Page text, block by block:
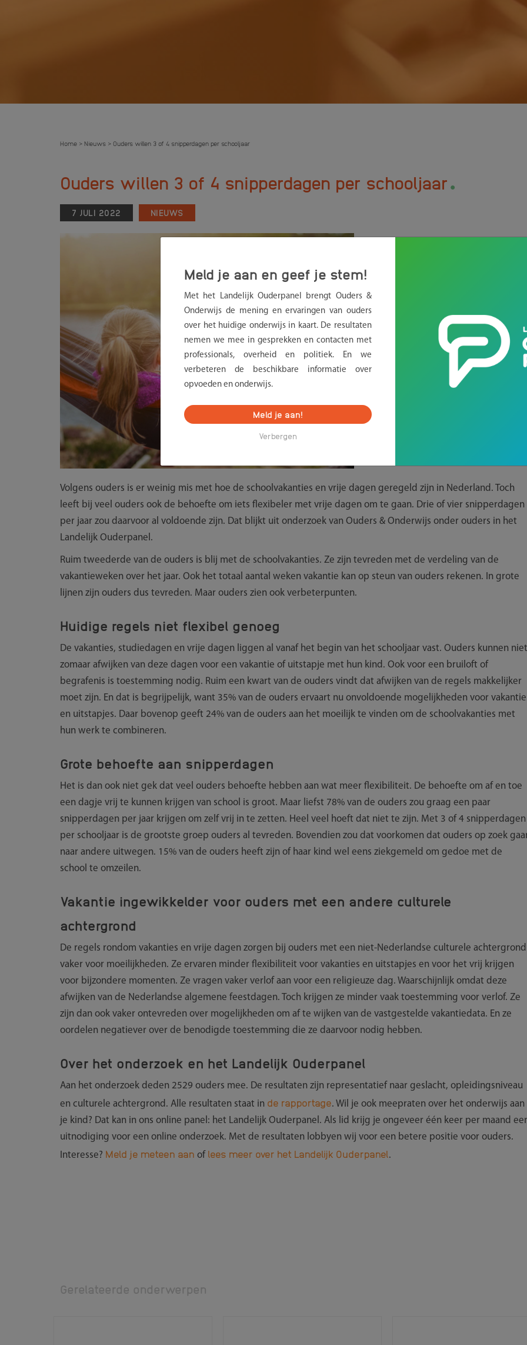
Home > Nieuws > Ouders willen 3 of 4 snipperdagen per schooljaar
Ouders willen 3 of 4 snipperdagen per schooljaar.
7 JULI 2022 NIEUWS
Volgens ouders is er weinig mis met hoe de schoolvakanties en vrije dagen geregeld zijn in Nederland. Toch
leeft bij veel ouders ook de behoefte om iets flexibeler met vrije dagen om te gaan. Drie of vier snipperdagen
per jaar zou daarvoor al voldoende zijn. Dat blijkt uit onderzoek van Ouders & Onderwijs onder ouders in het
Landelijk Ouderpanel.
Ruim tweederde van de ouders is blij met de schoolvakanties. Ze zijn tevreden met de verdeling van de
vakantieweken over het jaar. Ook het totaal aantal weken vakantie kan op steun van ouders rekenen. In grote
lijnen zijn ouders dus tevreden. Maar ouders zien ook verbeterpunten.
Huidige regels niet flexibel genoeg
De vakanties, studiedagen en vrije dagen liggen al vanaf het begin van het schooljaar vast. Ouders kunnen niet
zomaar afwijken van deze dagen voor een vakantie of uitstapje met hun kind. Ook voor een bruiloft of
begrafenis is toestemming nodig. Ruim een kwart van de ouders vindt dat afwijken van de regels makkelijker
moet zijn. En dat is begrijpelijk, want 35% van de ouders ervaart nu onvoldoende mogelijkheden voor
en uitstapjes. Daar bovenop geeft 24% van de ouders aan het moeilijk te vinden om de schoolvakanties met
hun werk te combineren.
Grote behoefte aan snipperdagen
Het is dan ook niet gek dat veel ouders behoefte hebben aan wat meer flexibiliteit. De behoefte om af en toe
een dagje vrij te kunnen krijgen van school is groot. Maar liefst 78% van de ouders zou graag een paar
snipperdagen per jaar krijgen om zelf vrij in te zetten. Heel veel hoeft dat niet te zijn. Met 3 of 4 snipperdagen
per schooljaar is de grootste groep ouders al tevreden. Bovendien zou dat voorkomen dat ouders op zoek
naar andere uitwegen. 15% van de ouders heeft zijn of haar kind wel eens ziekgemeld om gedoe met de
school te omzeilen.
Vakantie ingewikkelder voor ouders met een andere culturele
achtergrond
De regels rondom vakanties en vrije dagen zorgen bij ouders met een niet-Nederlandse culturele achtergrond
vaker voor moeilijkheden. Ze ervaren minder flexibiliteit voor vakanties en uitstapjes en voor het vrij krijgen
voor bijzondere momenten. Ze vragen vaker verlof aan voor een religieuze dag. Waarschijnlijk omdat deze
afwijken van de Nederlandse algemene feestdagen. Toch krijgen ze minder vaak toestemming voor verlof. Ze
zijn dan ook vaker ontevreden over mogelijkheden om af te wijken van de vastgestelde vakantiedata. En ze
oordelen negatiever over de benodigde toestemming die ze daarvoor nodig hebben.
Over het onderzoek en het Landelijk Ouderpanel
Aan het onderzoek deden 2529 ouders mee. De resultaten zijn representatief naar geslacht, opleidingsniveau
en culturele achtergrond. Alle resultaten staat in de rapportage. Wil je ook meepraten over het onderwijs aan
je kind? Dat kan in ons online panel: het Landelijk Ouderpanel. Als lid krijg je ongeveer één keer per maand
uitnodiging voor een online onderzoek. Met de resultaten lobbyen wij voor een betere positie voor ouders.
Interesse? Meld je meteen aan of lees meer over het Landelijk Ouderpanel.
Gerelateerde onderwerpen
Meld je aan en geef je stem!
Met het Landelijk Ouderpanel brengt Ouders &
Onderwijs de mening en ervaringen van ouders
over het huidige onderwijs in kaart. De resultaten
nemen we mee in gesprekken en contacten met
professionals, overheid en politiek. En we
verbeteren de beschikbare informatie over
opvoeden en onderwijs.
Meld je aan!
Verbergen